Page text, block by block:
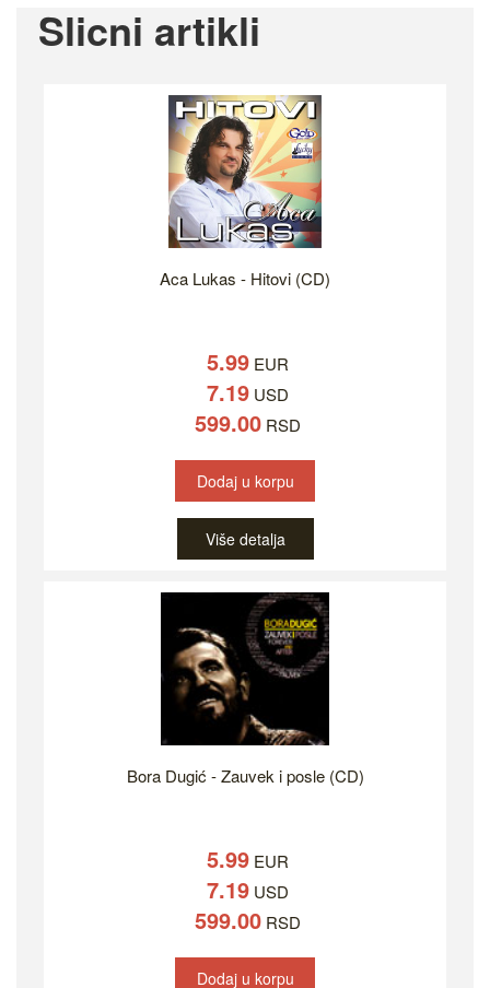
Slicni artikli
Aca Lukas - Hitovi (CD)
5.99 EUR
7.19 USD
599.00 RSD
Dodaj u korpu
Više detalja
Bora Dugić - Zauvek i posle (CD)
5.99 EUR
7.19 USD
599.00 RSD
Dodaj u korpu